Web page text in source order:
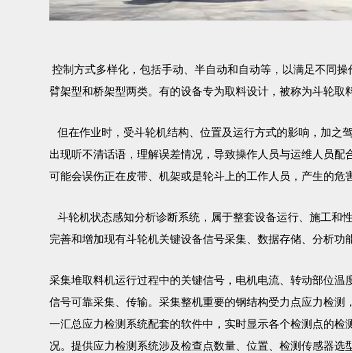
控制方式多样化，包括手动、半自动和自动等，以满足不同
臂架型和桥架型两类。有的设备专为取料设计，被称为斗轮取
但在作业时，受斗轮机结构、位置及运行方式的影响，加之
出现听不清话语，理解误差情况，导致操作人员与运维人员
可能会误伤正在皮带、机架或是轮斗上的工作人员，产生的危
斗轮机状态感知分析诊断系统，属于整套设备运行、施工和
完善和增加现有斗轮机关键设备信号采集、数据存储、分析功
采集堆取料机运行过程中的关键信号，电机电流、转动部位温
信号可靠采集、传输。采集整机重要的钢结构受力点应力检
一汇总应力检测系统配套的软件中，实时显示各个检测点的
况。提供应力检测系统涉及检查点数量、位置、检测传感器选